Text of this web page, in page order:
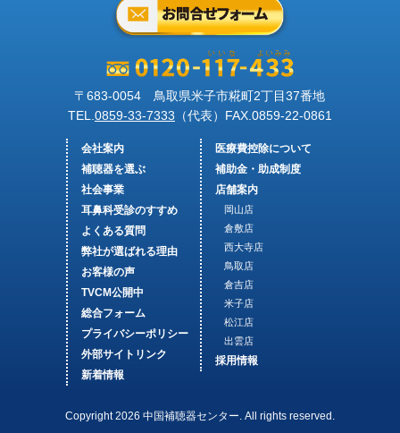
〒683-0054 鳥取県米子市糀町2丁目37番地
TEL. 0859-33-7333 （代表）FAX. 0859-22-0861
会社案内
補聴器を選ぶ
社会事業
耳鼻科受診のすすめ
よくある質問
弊社が選ばれる理由
お客様の声
TVCM公開中
総合フォーム
プライバシーポリシー
外部サイトリンク
新着情報
医療費控除について
補助金・助成制度
店舗案内
岡山店
倉敷店
西大寺店
鳥取店
倉吉店
米子店
松江店
出雲店
採用情報
Copyright 2026 中国補聴器センター. All rights reserved.